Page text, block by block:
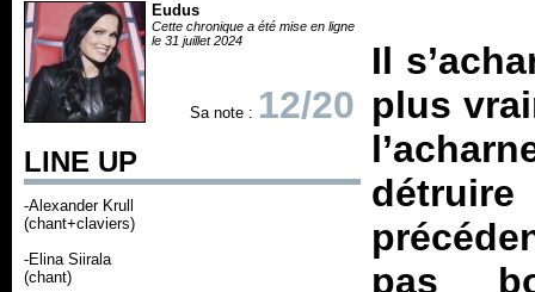
Eudus
Cette chronique a été mise en ligne
le 31 juillet 2024
Sa note : 12/20
LINE UP
-Alexander Krull
(chant+claviers)
-Elina Siirala
(chant)
Il
plus
détruire
pas